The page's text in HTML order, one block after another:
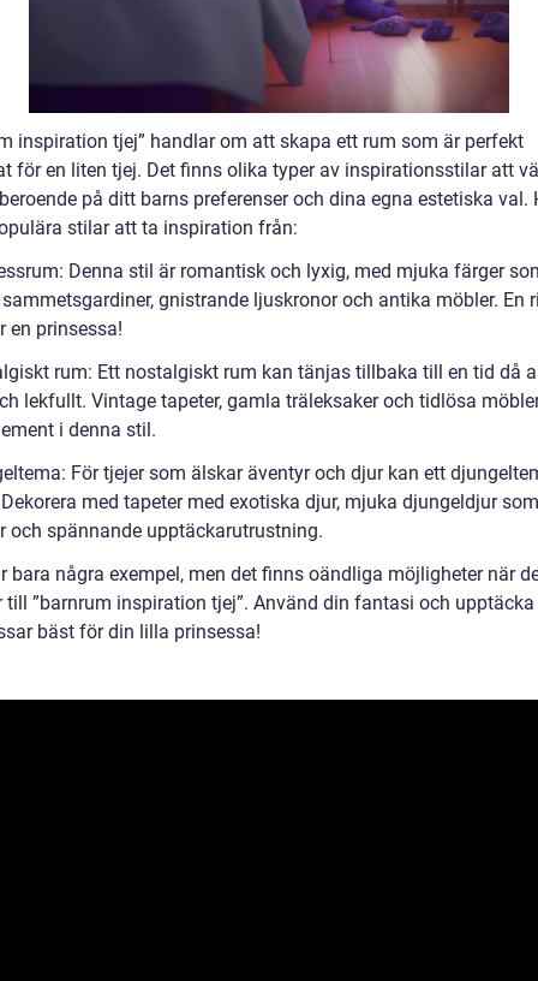
inspiration tjej” handlar om att skapa ett rum som är perfekt
för en liten tjej. Det finns olika typer av inspirationsstilar att
på ditt barns preferenser och dina egna estetiska val.
stilar att ta inspiration från:
Denna stil är romantisk och lyxig, med mjuka färger
gnistrande ljuskronor och antika möbler. En
en prinsessa!
rum: Ett nostalgiskt rum kan tänjas tillbaka till en tid då
lekfullt. Vintage tapeter, gamla träleksaker och tidlösa
i denna stil.
För tjejer som älskar äventyr och djur kan ett
med tapeter med exotiska djur, mjuka djungeldjur som
och spännande upptäckarutrustning.
bara några exempel, men det finns oändliga möjligheter när
till ”barnrum inspiration tjej”. Använd din fantasi och
bäst för din lilla prinsessa!